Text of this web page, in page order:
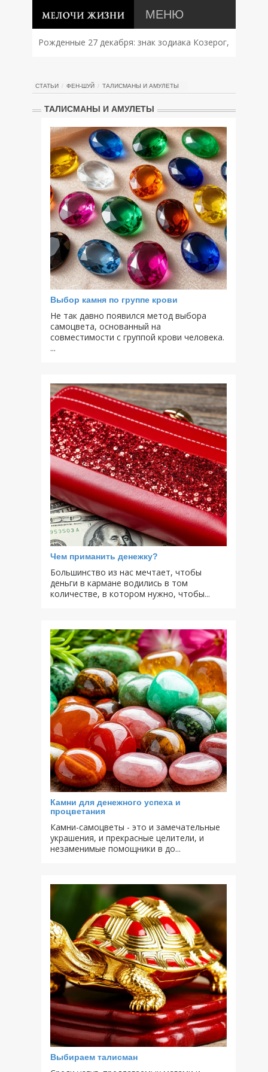
МЕНЮ
Рожденные 27 декабря: знак зодиака Козерог,
СТАТЬИ ФЕН-ШУЙ ТАЛИСМАНЫ И АМУЛЕТЫ
ТАЛИСМАНЫ И АМУЛЕТЫ
Выбор камня по группе крови
Не так давно появился метод выбора
самоцвета, основанный на
совместимости с группой крови человека.
...
Чем приманить денежку?
Большинство из нас мечтает, чтобы
деньги в кармане водились в том
количестве, в котором нужно, чтобы...
Камни для денежного успеха и
процветания
Камни-самоцветы - это и замечательные
украшения, и прекрасные целители, и
незаменимые помощники в до...
Выбираем талисман